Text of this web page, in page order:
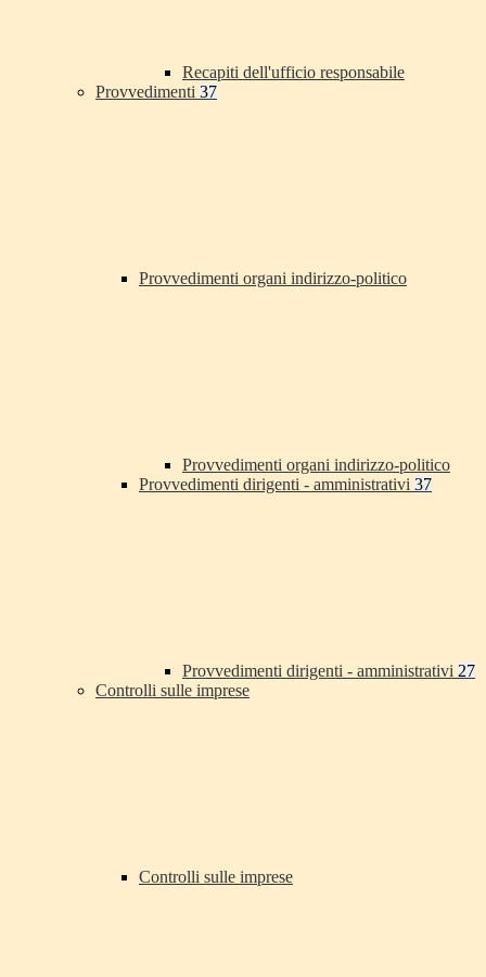
Recapiti dell'ufficio responsabile
Provvedimenti 37
Provvedimenti organi indirizzo-politico
Provvedimenti organi indirizzo-politico
Provvedimenti dirigenti - amministrativi 37
Provvedimenti dirigenti - amministrativi 27
Controlli sulle imprese
Controlli sulle imprese